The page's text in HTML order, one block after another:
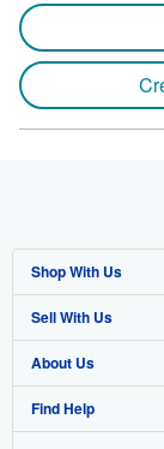
Shop With Us
Advanced Search
Browse Collections
My Account
Sell With Us
Start Selling
Join Our Affiliate
About Us
About AbeBooks
Find Help